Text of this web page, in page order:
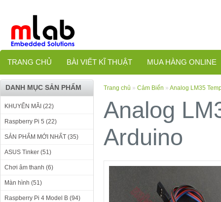
TRANG CHỦ BÀI VIẾT KĨ THUẬT MUA HÀNG ONLINE
DANH MỤC SẢN PHẨM
KHUYẾN MÃI (22)
Raspberry Pi 5 (22)
SẢN PHẨM MỚI NHẤT (35)
ASUS Tinker (51)
Chơi âm thanh (6)
Màn hình (51)
Raspberry Pi 4 Model B (94)
Trang chủ » Cảm Biến » Analog LM35
Analog
Arduino